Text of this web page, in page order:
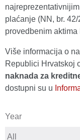
plaćanje (NN, br.
provedbenim
Više informacija o
Republici Hrvatskoj
naknada za
dostupni su u
Year